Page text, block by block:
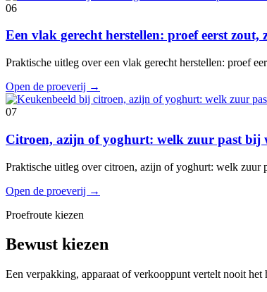
06
Een vlak gerecht herstellen: proef eerst
Praktische uitleg over een vlak gerecht herstellen: proef
Open de proeverij →
07
Citroen, azijn of yoghurt: welk zuur past bij
Praktische uitleg over citroen, azijn of yoghurt: welk zuur
Open de proeverij →
Proefroute kiezen
Bewust kiezen
Een verpakking, apparaat of verkooppunt vertelt nooit